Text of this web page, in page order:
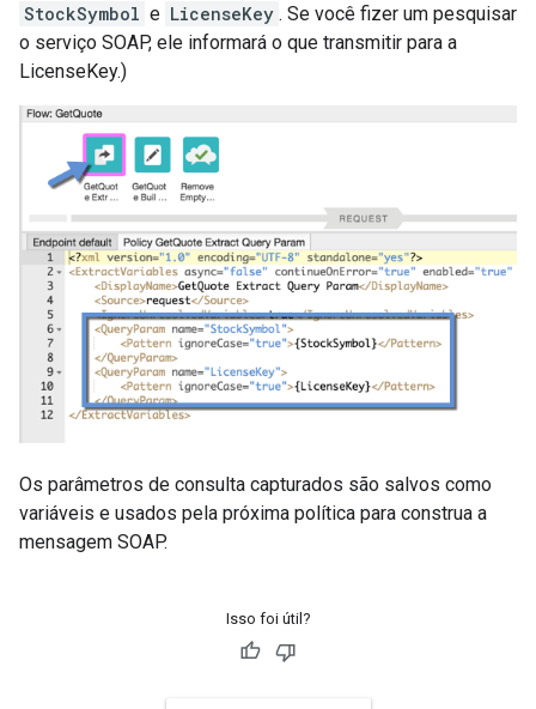
StockSymbol e LicenseKey . Se você fizer um pesquisar
o serviço SOAP, ele informará o que transmitir para a
LicenseKey.)
Os parâmetros de consulta capturados são salvos como
variáveis e usados pela próxima política para construa a
mensagem SOAP.
Isso foi útil?